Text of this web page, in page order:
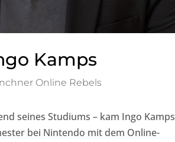
Kamps
Online Rebels
seines Studiums – kam Ingo Kamps
bei Nintendo mit dem Online-